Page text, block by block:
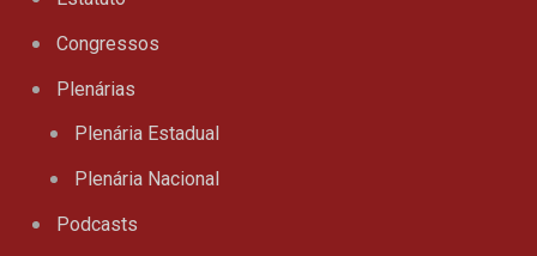
Congressos
Plenárias
Plenária Estadual
Plenária Nacional
Podcasts